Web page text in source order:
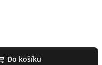
Do košíku